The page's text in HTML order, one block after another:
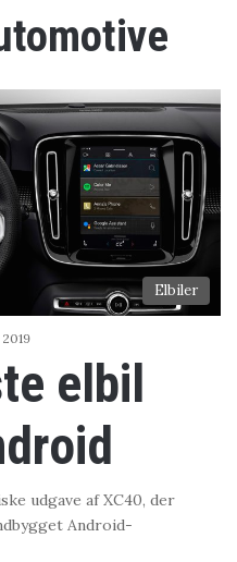
Elbiler
elbil
udgave af XC40, der
Android-